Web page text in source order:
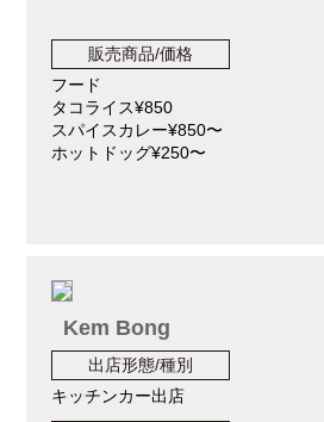
販売商品/価格
フード
タコライス¥850
スパイスカレー¥850〜
ホットドッグ¥250〜
Kem Bong
出店形態/種別
キッチンカー出店